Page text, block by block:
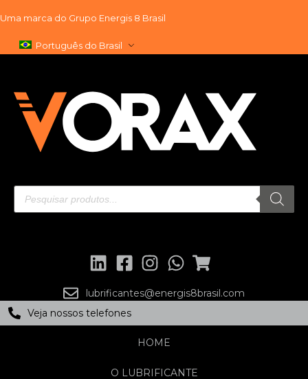
para
Uma marca do Grupo Energis 8 Brasil
Português do Brasil
lubrificantes@energis8brasil.com
Veja nossos telefones
HOME
O LUBRIFICANTE